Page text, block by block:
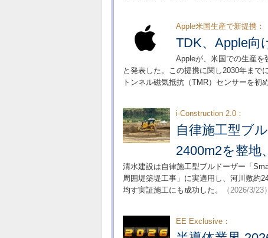
Apple米国生産で新提携：
TDK、Apple向
Appleが、米国での生産を
と発表した。この提携に関し2030年まで
トンネル磁気抵抗（TMR）センサーを初
i-Construction 2.0：
自律施工型ブ
2400m2を整地
清水建設は自律施工型ブルドーザー「
周囲堤築堤工事」に実適用し、河川敷約
均す実証施工にも成功した。
（2026/3/23）
EE Exclusive：